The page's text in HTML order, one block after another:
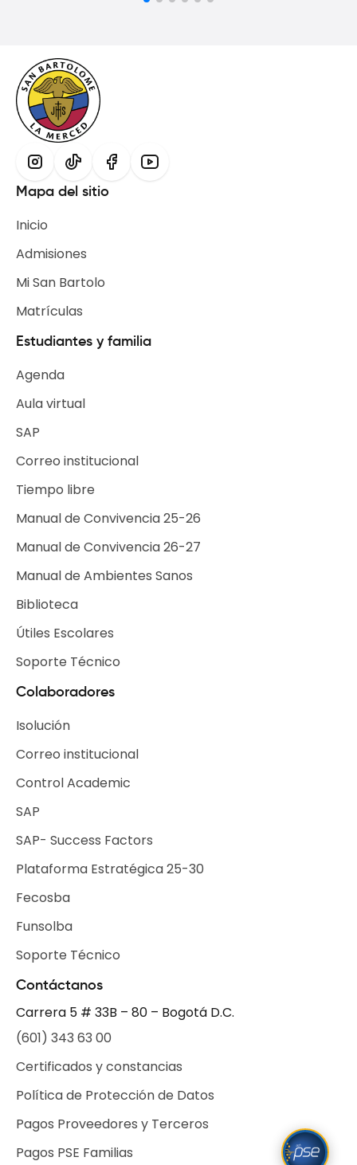
Mapa del sitio
Inicio
Admisiones
Mi San Bartolo
Matrículas
Estudiantes y familia
Agenda
Aula virtual
SAP
Correo institucional
Tiempo libre
Escuelas de Tiempo Libre
Selecciones Deportivas
Grupos Institucionales
Manual de Convivencia 25-26
Manual de Convivencia 26-27
Manual de Ambientes Sanos
Biblioteca
Útiles Escolares
Soporte Técnico
Colaboradores
Isolución
Correo institucional
Control Academic
SAP
SAP- Success Factors
Plataforma Estratégica 25-30
Fecosba
Funsolba
Soporte Técnico
Contáctanos
Carrera 5 # 33B – 80 – Bogotá D.C.
(601) 343 63 00
Certificados y constancias
Política de Protección de Datos
Pagos Proveedores y Terceros
Pagos PSE Familias